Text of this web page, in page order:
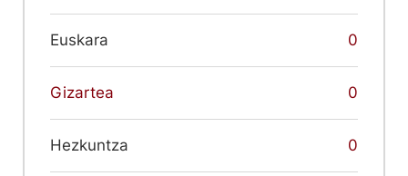
Euskara 0
Gizartea 0
Hezkuntza 0